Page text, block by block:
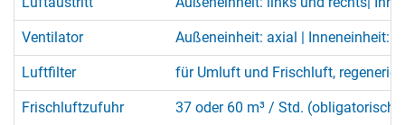
Ventilator Außeneinheit: axial | Inneneinheit:
Luftfilter für Umluft und Frischluft,
Frischluftzufuhr 37 oder 60 m³ / Std. (obligatorisch)